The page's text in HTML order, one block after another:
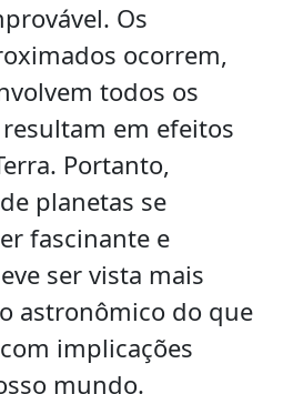
Os
ocorrem,
todos os
em efeitos
Portanto,
planetas se
fascinante e
ser vista mais
astronômico do que
implicações
mundo.